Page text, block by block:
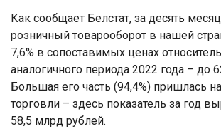
Как сообщает Белстат, за десять
розничный товарооборот в нашей
7,6% в сопоставимых ценах
аналогичного периода 2022 года – до
Большая его часть (94,4%) пришлась
торговли – здесь показатель за год
58,5 млрд рублей.